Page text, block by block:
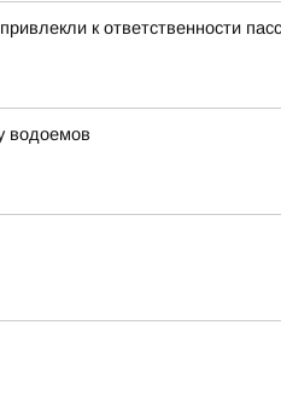
к ответственности
водоемов